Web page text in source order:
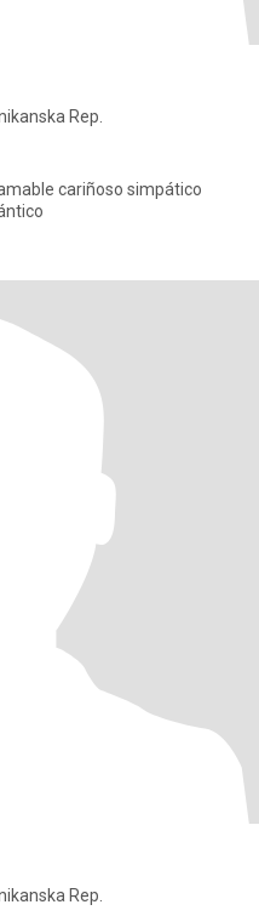
Rep.
cariñoso simpático
Rep.